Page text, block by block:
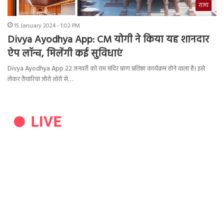
राज्य
15 January 2024 - 1:02 PM
Divya Ayodhya App: CM योगी ने किया यह शानदार
ऐप लॉन्च, मिलेंगी कई सुविधाएं
Divya Ayodhya App 22 जनवरी को राम मंदिर प्राण प्रतिष्ठा कार्यक्रम होने वाला है। इसे
लेकर तैयारियां जोरो शोरों से…